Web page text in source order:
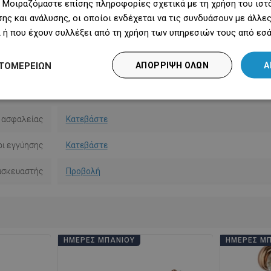
Με πείρους
Με ράφι
Κατεβάστε
εγγύησης Κατεβάστε
Προβολή
ΗΜΈΡΕΣ ΜΠΆΝΙΟΥ ΗΜΈΡΕΣ
Μοιραζόμαστε επίσης πληροφορίες σχετικά με τη χρήση του
και ανάλυσης, οι οποίοι ενδέχεται να τις συνδυάσουν με
ή που έχουν συλλέξει από τη χρήση των υπηρεσιών τους από
ΑΠΌΡΡΙΨΗ ΌΛΩΝ